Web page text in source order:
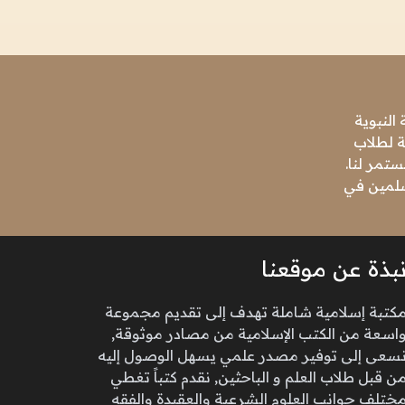
لطلاب
لنا.
في
نبذة عن موقعنا
مكتبة إسلامية شاملة تهدف إلى تقديم مجموعة
واسعة من الكتب الإسلامية من مصادر موثوقة,
نسعى إلى توفير مصدر علمي يسهل الوصول إليه
من قبل طلاب العلم و الباحثين, نقدم كتباً تغطي
مختلف جوانب العلوم الشرعية والعقيدة والفقه